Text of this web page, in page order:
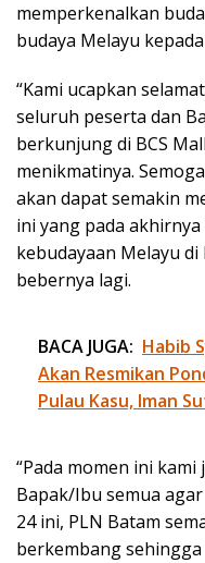
memperkenalkan
budaya Melayu
“Kami ucapkan
seluruh peserta dan
berkunjung di BCS
menikmatinya.
akan dapat semakin
ini yang pada
kebudayaan Melayu di
bebernya lagi.
BACA JUGA: Habib
Akan Resmikan
Pulau Kasu, Iman
“Pada momen ini
Bapak/Ibu semua
24 ini, PLN Batam
berkembang